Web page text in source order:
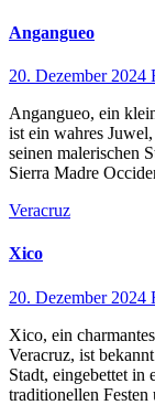
Angangueo
20. Dezember 2024
Angangueo, ein
ist ein wahres
seinen malerischen
Sierra Madre
Veracruz
Xico
20. Dezember 2024
Xico, ein
Veracruz, ist
Stadt, eingebettet in
traditionellen